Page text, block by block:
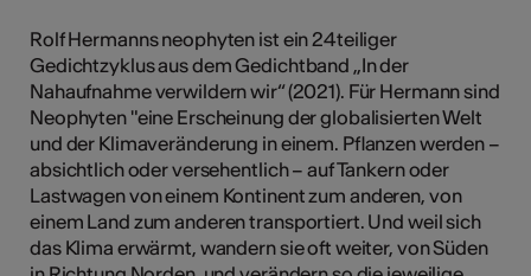
Rolf Hermanns neophyten ist ein 24teiliger
Gedichtzyklus aus dem Gedichtband „In der
Nahaufnahme verwildern wir“ (2021). Für Hermann sind
Neophyten "eine Erscheinung der globalisierten Welt
und der Klimaveränderung in einem. Pflanzen werden –
absichtlich oder versehentlich – auf Tankern oder
Lastwagen von einem Kontinent zum anderen, von
einem Land zum anderen transportiert. Und weil sich
das Klima erwärmt, wandern sie oft weiter, von Süden